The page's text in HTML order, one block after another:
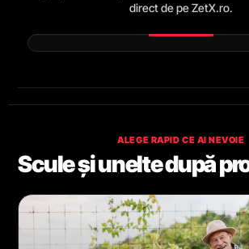
direct de pe ZetX.ro.
ALEGE RAPID CE AI NEVOIE
Scule și unelte după